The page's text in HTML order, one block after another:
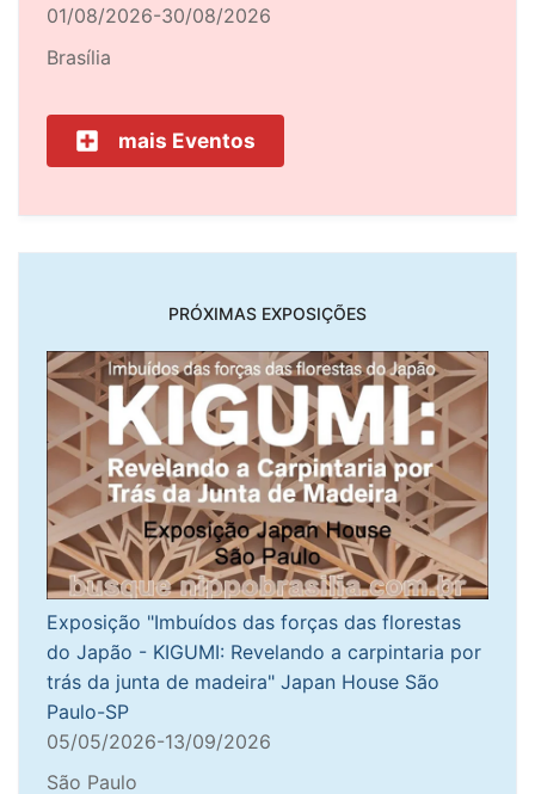
01/08/2026-30/08/2026
Brasília
mais Eventos
PRÓXIMAS EXPOSIÇÕES
Exposição "Imbuídos das forças das florestas
do Japão - KIGUMI: Revelando a carpintaria por
trás da junta de madeira" Japan House São
Paulo-SP
05/05/2026-13/09/2026
São Paulo